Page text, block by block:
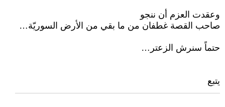
وعقدت العزم أن ننجو
صاحب القصة غطفان من ما بقي من الأرض السوريّة…
حتماً سنرش الزعتر…
يتبع